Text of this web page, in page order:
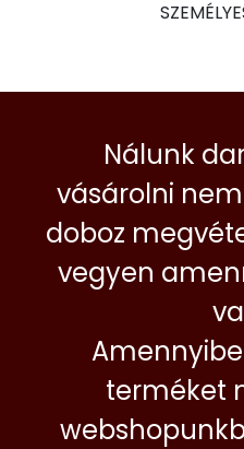
Nálunk
vásárolni
doboz
vegyen
terméket